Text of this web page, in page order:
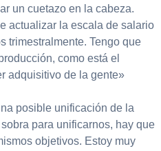
un cuetazo en la cabeza.
actualizar la escala de salario
trimestralmente. Tengo que
como está el
adquisitivo de la gente»
posible unificación de la
para unificarnos, hay que
objetivos. Estoy muy